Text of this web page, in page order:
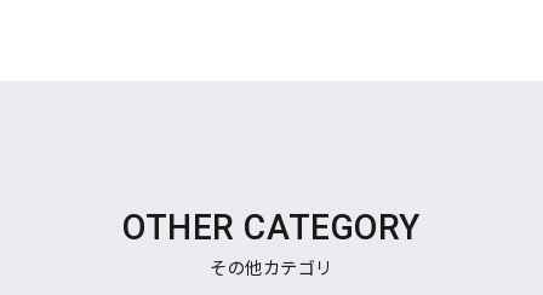
OTHER CATEGORY
その他カテゴリ